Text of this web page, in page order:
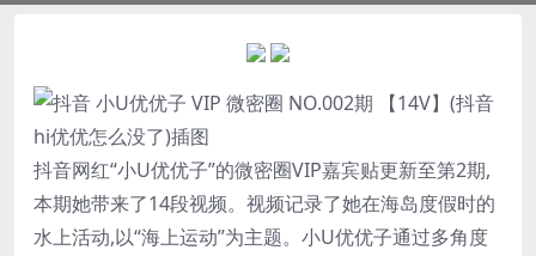
抖音网红“小U优优子”的微密圈VIP嘉宾贴更新至第2期,
本期她带来了14段视频。视频记录了她在海岛度假时的
水上活动,以“海上运动”为主题。 小U优优子通过多角度